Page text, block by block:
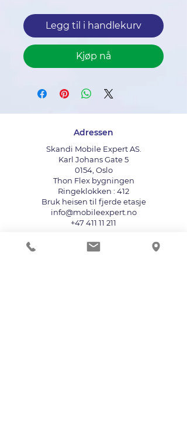
Legg til i handlekurv
Kjøp nå
Adressen
Skandi Mobile Expert AS.
Karl Johans Gate 5
0154, Oslo
Thon Flex bygningen
Ringeklokken : 412
Bruk heisen til fjerde etasje
info@mobileexpert.no
+47 411 11 211